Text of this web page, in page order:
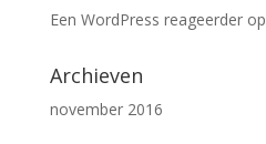
Een WordPress reageerderop
Archieven
november 2016